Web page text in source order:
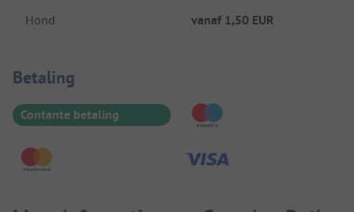
Hond vanaf 1,50 EUR
Betaalinformatie
Betaling
Contante betaling